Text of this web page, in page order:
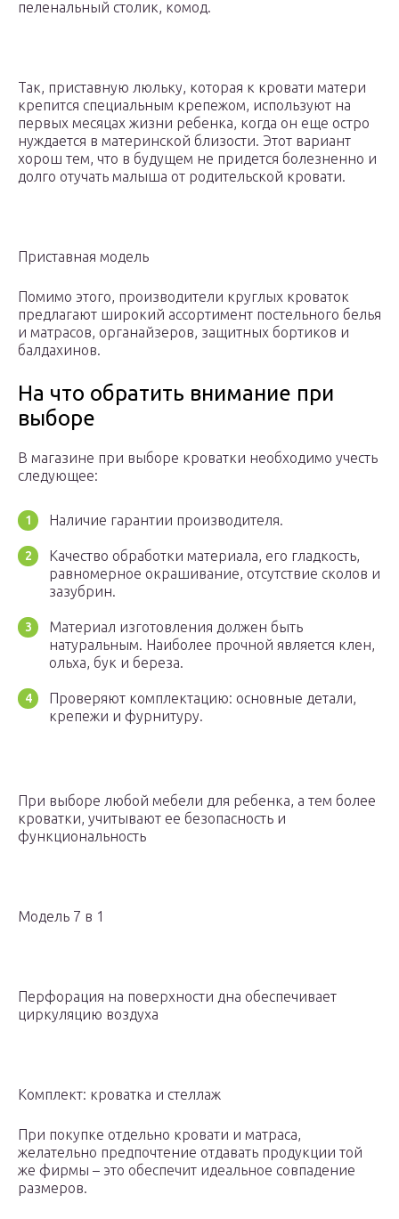
пеленальный столик, комод.
Так, приставную люльку, которая к кровати матери
крепится специальным крепежом, используют на
первых месяцах жизни ребенка, когда он еще остро
нуждается в материнской близости. Этот вариант
хорош тем, что в будущем не придется болезненно и
долго отучать малыша от родительской кровати.
Приставная модель
Помимо этого, производители круглых кроваток
предлагают широкий ассортимент постельного белья
и матрасов, органайзеров, защитных бортиков и
балдахинов.
На что обратить внимание при
выборе
В магазине при выборе кроватки необходимо учесть
следующее:
Наличие гарантии производителя.
Качество обработки материала, его гладкость,
равномерное окрашивание, отсутствие сколов и
зазубрин.
Материал изготовления должен быть
натуральным. Наиболее прочной является клен,
ольха, бук и береза.
Проверяют комплектацию: основные детали,
крепежи и фурнитуру.
При выборе любой мебели для ребенка, а тем более
кроватки, учитывают ее безопасность и
функциональность
Модель 7 в 1
Перфорация на поверхности дна обеспечивает
циркуляцию воздуха
Комплект: кроватка и стеллаж
При покупке отдельно кровати и матраса,
желательно предпочтение отдавать продукции той
же фирмы – это обеспечит идеальное совпадение
размеров.